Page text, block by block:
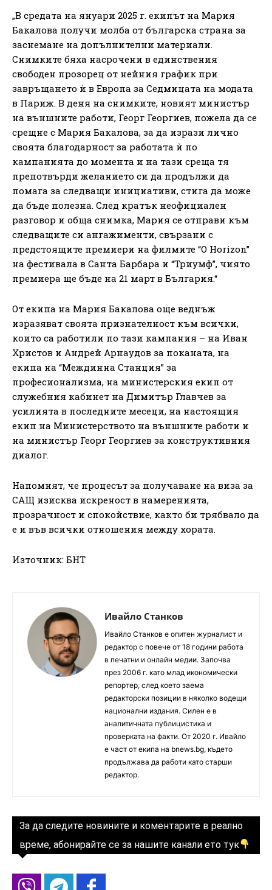
„В средата на януари 2025 г. екипът на Мария
Бакалова получи молба от българска страна за
заснемане на допълнителни материали.
Снимките бяха насрочени в единствения
свободен прозорец от нейния график при
завръщането ѝ в Европа за Седмицата на модата
в Париж. В деня на снимките, новият министър
на външните работи, Георг Георгиев, пожела да се
срещне с Мария Бакалова, за да изрази лично
своята благодарност за работата ѝ по
кампанията до момента и на тази среща тя
препотвърди желанието си да продължи да
помага за следващи инициативи, стига да може
да бъде полезна. След кратък неофициален
разговор и обща снимка, Мария се отправи към
следващите си ангажименти, свързани с
предстоящите премиери на филмите “O Horizon”
на фестивала в Санта Барбара и “Триумф”, чиято
премиера ще бъде на 21 март в България.“
От екипа на Мария Бакалова още веднъж
изразяват своята признателност към всички,
които са работили по тази кампания – на Иван
Христов и Андрей Арнаудов за поканата, на
екипа на “Междинна Станция” за
професионализма, на министерския екип от
служебния кабинет на Димитър Главчев за
усилията в последните месеци, на настоящия
екип на Министерството на външните работи и
на министър Георг Георгиев за конструктивния
диалог.
Напомнят, че процесът за получаване на виза за
САЩ изисква искреност в намеренията,
прозрачност и спокойствие, както би трябвало да
е и във всички отношения между хората.
Източник: БНТ
Ивайло Станков
Ивайло Станков е опитен журналист и
редактор с повече от 18 години работа
в печатни и онлайн медии. Започва
през 2006 г. като млад икономически
репортер, след което заема
редакторски позиции в няколко водещи
национални издания. Силен е в
аналитичната публицистика и
проверката на факти. От 2020 г. Ивайло
е част от екипа на bnews.bg, където
продължава да работи като старши
редактор.
За да следите новините и коментарите в реално
време, абонирайте се за нашите канали ето тук